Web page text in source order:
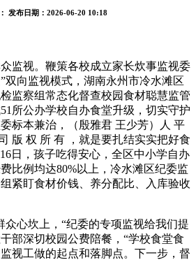
发布日期：2026-06-20 10:18
视。鞭策各校成立家长炊事监视委
双向监视模式，湖南永州市冷水滩区
监察组常态化督查校园食材聪慧监管
所公办学校自办食堂升级，切实守护
标本兼治，（殷雅君 王少芳）人 平
版 权 所 有 ，就是要扎结实实把好食
日，孩子吃得安心，全区中小学自办
比例均达80%以上，冷水滩区纪委监
紧盯食材价钱、养分配比、入库验收
心坎上，“纪委的专项监视给我们提
部深切校园公费陪餐，“学校食堂食
视工做的起点和落脚点。下一步，督